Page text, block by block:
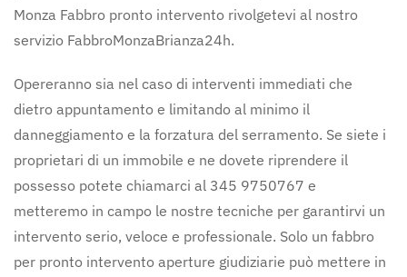
Monza Fabbro pronto intervento rivolgetevi al nostro
servizio FabbroMonzaBrianza24h.
Opereranno sia nel caso di interventi immediati che
dietro appuntamento e limitando al minimo il
danneggiamento e la forzatura del serramento. Se siete i
proprietari di un immobile e ne dovete riprendere il
possesso potete chiamarci al 345 9750767 e
metteremo in campo le nostre tecniche per garantirvi un
intervento serio, veloce e professionale. Solo un fabbro
per pronto intervento aperture giudiziarie può mettere in